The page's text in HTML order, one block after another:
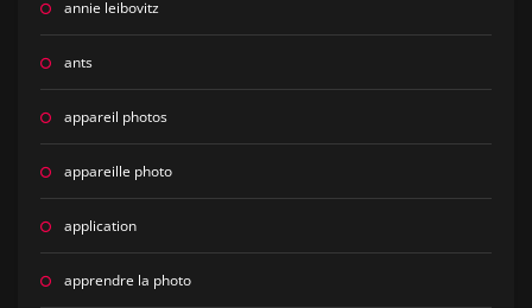
annie leibovitz
ants
appareil photos
appareille photo
application
apprendre la photo